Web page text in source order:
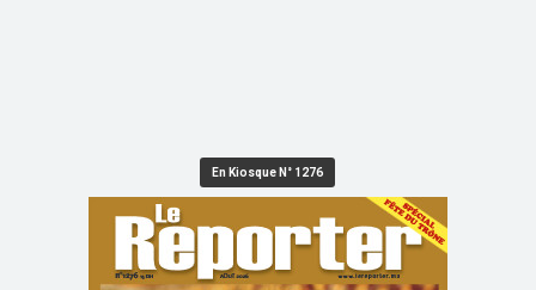
En Kiosque N° 1276